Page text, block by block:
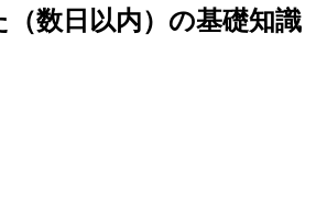
数日以内） の基礎知識